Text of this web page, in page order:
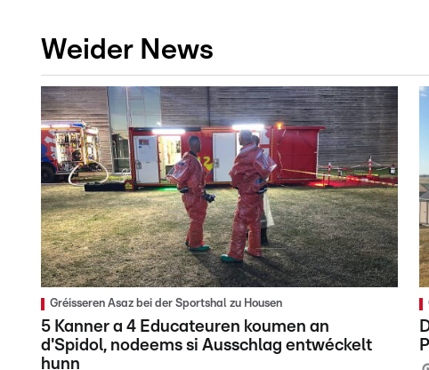
Weider News
Gréisseren Asaz bei der Sportshal zu Housen
5 Kanner a 4 Educateuren koumen an
d'Spidol, nodeems si Ausschlag entwéckelt
hunn